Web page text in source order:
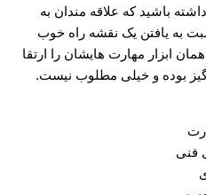
باشید که علاقه مندان به
به یافتن یک نقشه راه خوب
ابزار مهارت هایشان را ارتقا
بوده و خیلی مطلوب نیست.
فنی